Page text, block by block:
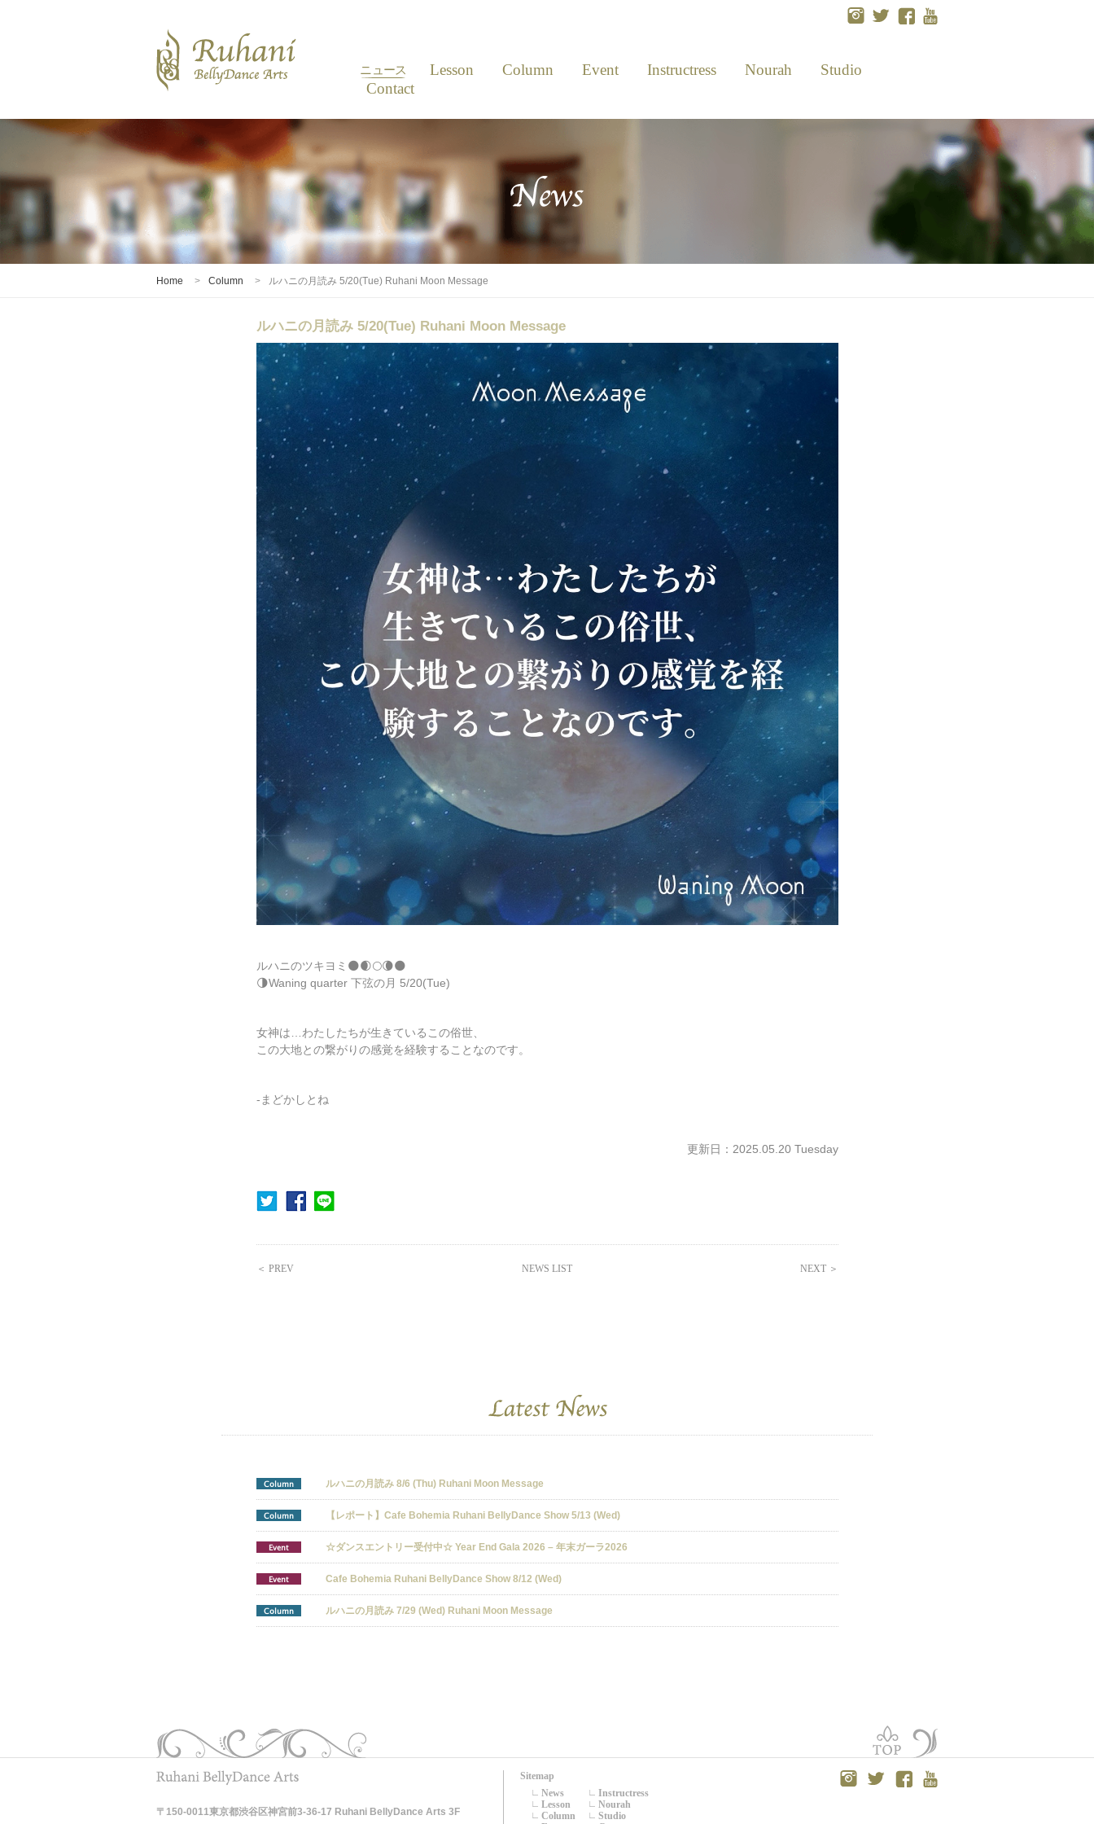
News
ニュース Lesson Column Event Instructress Nourah
Studio
Contact
Home Column ルハニの月読み 5/20(Tue) Ruhani Moon Message
ルハニの月読み 5/20(Tue) Ruhani Moon Message
ルハニのツキヨミ 🌑🌒🌕🌘🌑
🌗Waning quarter 下弦の月 5/20(Tue)
女神は
わたしたちが生きているこの俗世、
この大地との繋がりの感覚を経験することなのです。
-まどかしとね
更新日：2025.05.20 Tuesday
＜ PREV NEWS LIST NEXT ＞
Column ルハニの月読み 8/6 (Thu) Ruhani Moon Message
Column 【レポート】Cafe Bohemia Ruhani BellyDance Show 5/13 (Wed)
Event ☆ダンスエントリー受付中☆ Year End Gala 2026 – 年末ガーラ2026
Event Cafe Bohemia Ruhani BellyDance Show 8/12 (Wed)
Column ルハニの月読み 7/29 (Wed) Ruhani Moon Message
〒150-0011東京都渋谷区神宮前3-36-17 Ruhani BellyDance Arts 3F
Sitemap
News
Instructress
Lesson
Nourah
Column
Studio